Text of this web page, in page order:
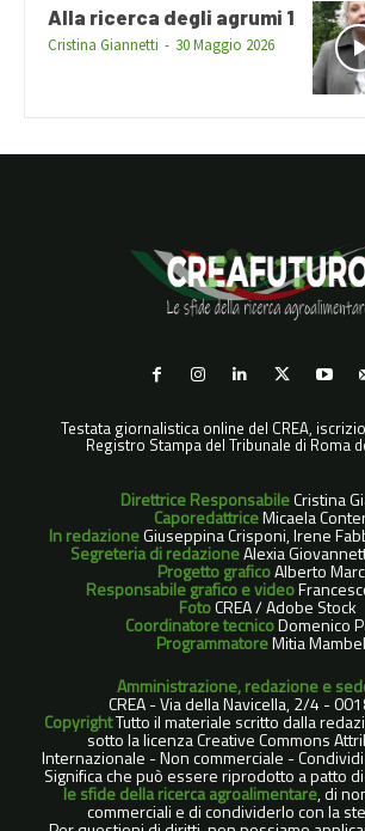
Alla ricerca degli agrumi 1
Cristina Giannetti - 30 Maggio 2026
Testata giornalistica online del CREA,
Registro Stampa del Tribunale di Roma
Direttrice ResponsabileCristina
CaporedattriceMicaela
In redazioneGiuseppina Crisponi, Irene
Segreteria di redazioneAlexia
Progetto graficoAlberto
Responsabile grafico e video
FotoCREA / Adobe Stock
Coordinatore tecnicoDomenico
ProgrammatoreMitia
Amministrazione, redazione e
CREA - Via della Navicella, 2/4 -
CopyrightTutto il materiale scritto dalla
sotto la licenza Creative Commons
Internazionale - Non commerciale -
Significa che può essere riprodotto a patto
le sfide della ricerca agroalimentare, di
commerciali e di condividerlo con la